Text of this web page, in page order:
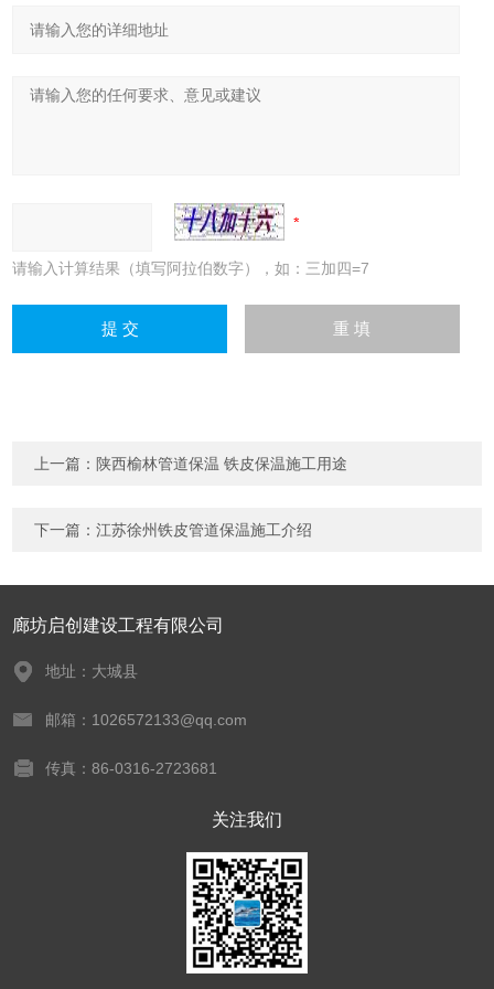
请输入计算结果（填写阿拉伯数字），如：三加四=7
上一篇： 陕西榆林管道保温 铁皮保温施工用途
下一篇：江苏徐州铁皮管道保温施工介绍
廊坊启创建设工程有限公司
地址：大城县
邮箱：1026572133@qq.com
传真：86-0316-2723681
关注我们